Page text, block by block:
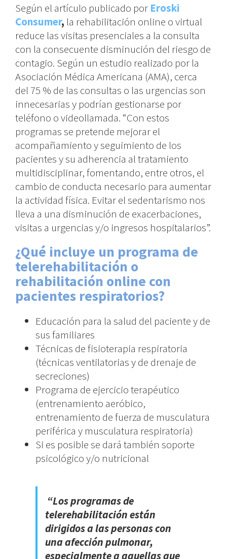
Según el artículo publicado por Eroski
Consumer, la rehabilitación online o virtual
reduce las visitas presenciales a la consulta
con la consecuente disminución del riesgo de
contagio. Según un estudio realizado por la
Asociación Médica Americana (AMA), cerca
del 75 % de las consultas o las urgencias son
innecesarias y podrían gestionarse por
teléfono o videollamada. “Con estos
programas se pretende mejorar el
acompañamiento y seguimiento de los
pacientes y su adherencia al tratamiento
multidisciplinar, fomentando, entre otros, el
cambio de conducta necesario para aumentar
la actividad física. Evitar el sedentarismo nos
lleva a una disminución de exacerbaciones,
visitas a urgencias y/o ingresos hospitalarios”.
¿Qué incluye un programa de
telerehabilitación o
rehabilitación online con
pacientes respiratorios?
Educación para la salud del paciente y de
sus familiares
Técnicas de fisioterapia respiratoria
(técnicas ventilatorias y de drenaje de
secreciones)
Programa de ejercicio terapéutico
(entrenamiento aeróbico,
entrenamiento de fuerza de musculatura
periférica y musculatura respiratoria)
Si es posible se dará también soporte
psicológico y/o nutricional
“Los programas de
telerehabilitación están
dirigidos a las personas con
una afección pulmonar,
especialmente a aquellas que